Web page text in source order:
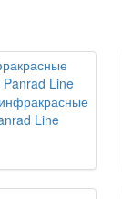
Line